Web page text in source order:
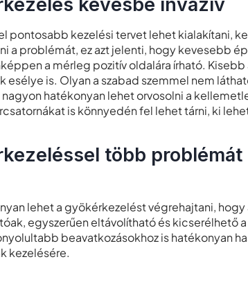
kevésbé invazív
pontosabb kezelési tervet lehet kialakítani,
a problémát, ez azt jelenti, hogy kevesebb
a mérleg pozitív oldalára írható.
esélye is. Olyan a szabad szemmel nem
hatékonyan lehet orvosolni a
is könnyedén fel lehet tárni, ki
több problémát
lehet a gyökérkezelést végrehajtani, hogy
egyszerűen eltávolítható és kicserélhető
beavatkozásokhoz is hatékonyan
kezelésére.